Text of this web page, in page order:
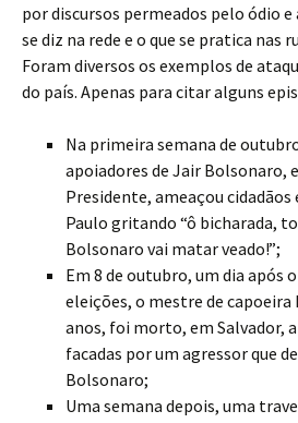
por discursos permeados pelo ódio
se diz na rede e o que se pratica nas
Foram diversos os exemplos de
do país. Apenas para citar alguns
Na primeira semana de
apoiadores de Jair Bolsonaro,
Presidente, ameaçou cidadãos
Paulo gritando “ô bicharada,
Bolsonaro vai matar veado!”;
Em 8 de outubro, um dia após
eleições, o mestre de capoeira
anos, foi morto, em Salvador,
facadas por um agressor que
Bolsonaro;
Uma semana depois, uma